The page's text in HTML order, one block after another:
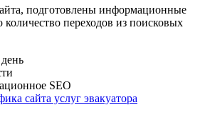
подготовлены информационные
переходов из поисковых
SEO